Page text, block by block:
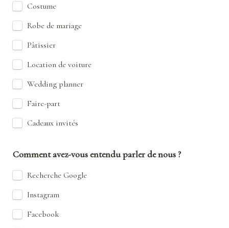
Costume
Robe de mariage
Pâtissier
Location de voiture
Wedding planner
Faire-part
Cadeaux invités
Comment avez-vous entendu parler de nous ?
Recherche Google
Instagram
Facebook